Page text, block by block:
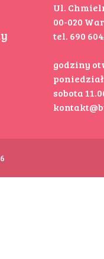
Ul.
00-020
tel. 690
godziny
sobota